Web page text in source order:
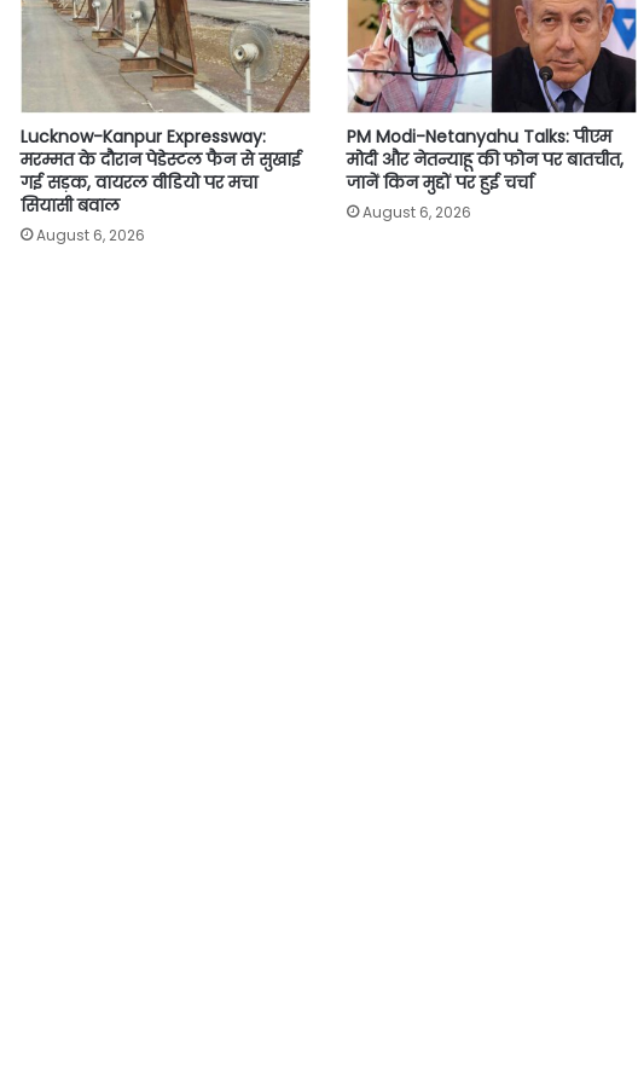
Lucknow-Kanpur Expressway:
मरम्मत के दौरान पेडेस्टल फैन से सुखाई
गई सड़क, वायरल वीडियो पर मचा
सियासी बवाल
August 6, 2026
PM Modi-Netanyahu Talks: पीएम
मोदी और नेतन्याहू की फोन पर बातचीत,
जानें किन मुद्दों पर हुई चर्चा
August 6, 2026